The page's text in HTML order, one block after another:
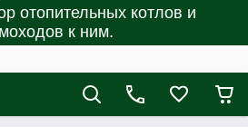
отопительных котлов и
к ним.